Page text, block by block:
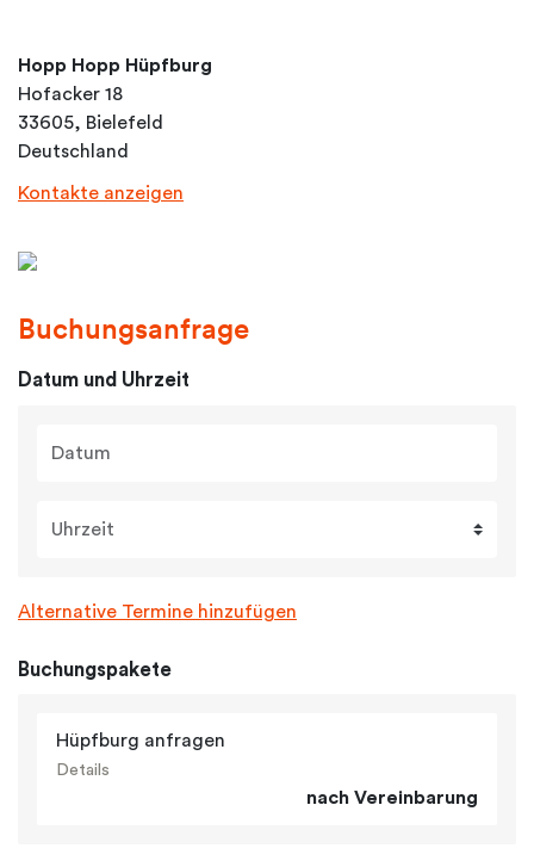
Hopp Hopp Hüpfburg
Hofacker 18
33605, Bielefeld
Deutschland
Kontakte anzeigen
Buchungsanfrage
Datum und Uhrzeit
Datum
Uhrzeit
Alternative Termine hinzufügen
Buchungspakete
Hüpfburg anfragen
Details
nach Vereinbarung